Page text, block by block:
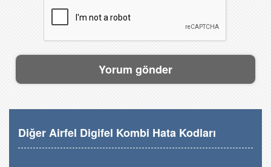
Diğer Airfel Digifel Kombi Hata Kodları